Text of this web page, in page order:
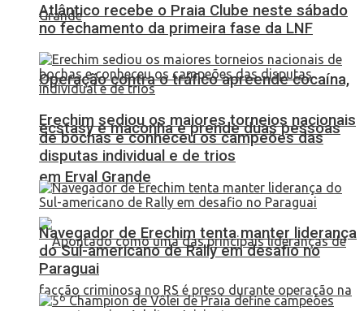
Operação contra o tráfico apreende cocaína,
ecstasy e maconha e prende duas pessoas
em Erval Grande
Atlântico recebe o Praia Clube neste sábado
no fechamento da primeira fase da LNF
Erechim sediou os maiores torneios nacionais
de bochas e conheceu os campeões das
disputas individual e de trios
Navegador de Erechim tenta manter liderança
do Sul-americano de Rally em desafio no
Paraguai